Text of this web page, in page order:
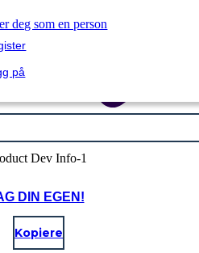
deg som en person
på
DIN EGEN!
Kopiere